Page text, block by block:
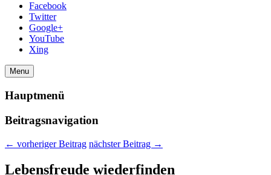
Facebook
Twitter
Google+
YouTube
Xing
Menu
Hauptmenü
Beitragsnavigation
← vorheriger Beitrag nächster Beitrag →
Lebensfreude wiederfinden